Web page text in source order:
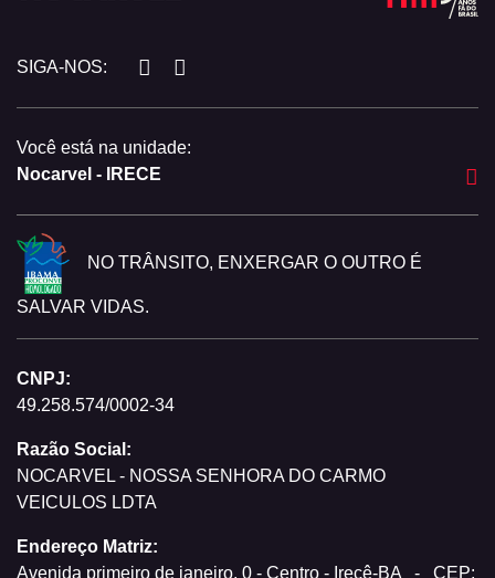
SIGA-NOS:
Você está na unidade:
Nocarvel - IRECE
NO TRÂNSITO, ENXERGAR O OUTRO É
SALVAR VIDAS.
CNPJ:
49.258.574/0002-34
Razão Social:
NOCARVEL - NOSSA SENHORA DO CARMO
VEICULOS LDTA
Endereço Matriz:
Avenida primeiro de janeiro, 0 - Centro - Irecê-BA
- CEP: